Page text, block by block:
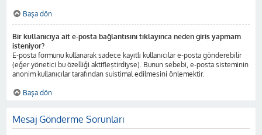
Başa dön
Bir kullanıcıya ait e-posta bağlantısını tıklayınca neden giriş yapmam
isteniyor?
E-posta formunu kullanarak sadece kayıtlı kullanıcılar e-posta gönderebilir
(eğer yönetici bu özelliği aktifleştirdiyse). Bunun sebebi, e-posta sisteminin
anonim kullanıcılar tarafından suistimal edilmesini önlemektir.
Başa dön
Mesaj Gönderme Sorunları